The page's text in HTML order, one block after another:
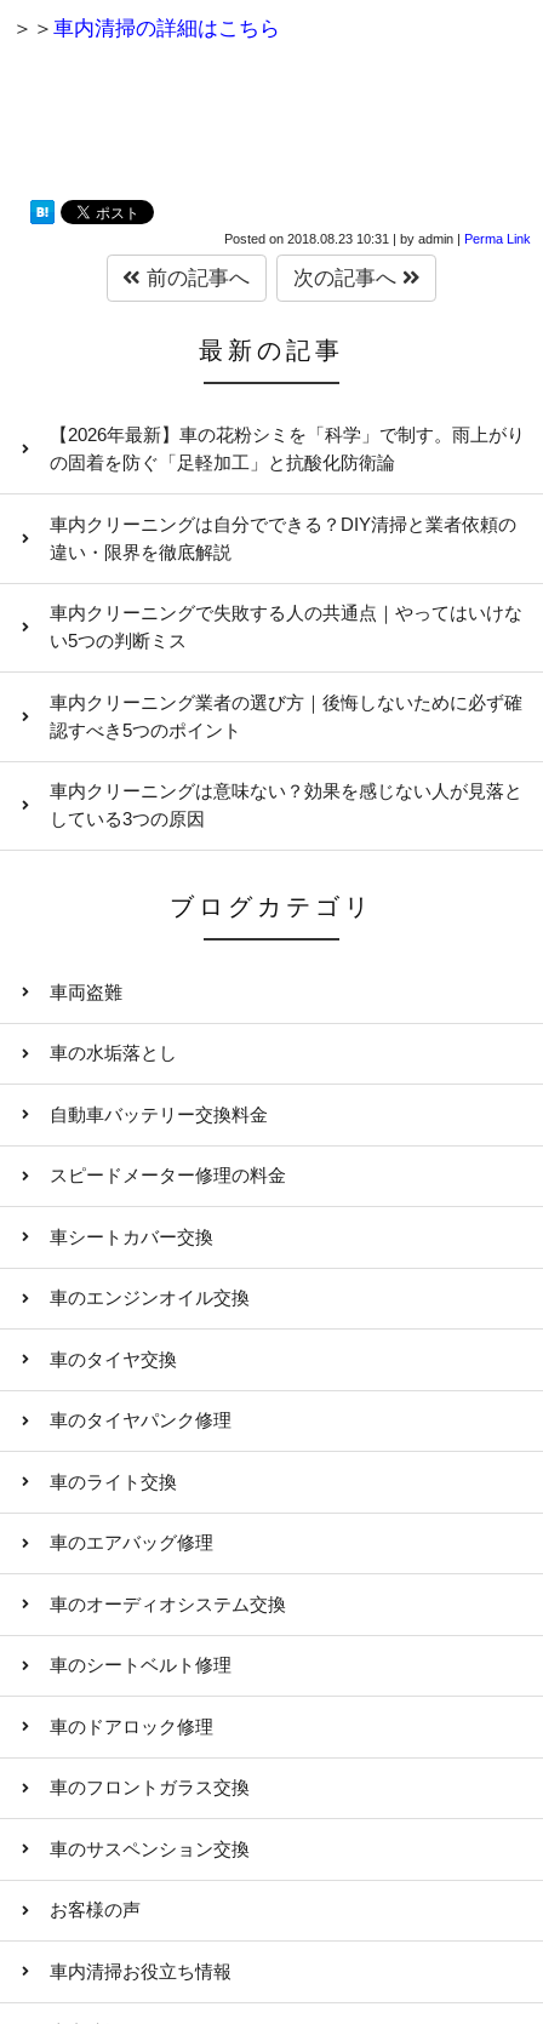
＞＞ 車内清掃の詳細はこちら
Posted on 2018.08.23 10:31 by admin Perma Link
前の記事へ 次の記事へ
最新の記事
【2026年最新】車の花粉シミを「科学」で制す。雨上がり
の固着を防ぐ「足軽加工」と抗酸化防衛論
車内クリーニングは自分でできる？DIY清掃と業者依頼の
違い・限界を徹底解説
車内クリーニングで失敗する人の共通点｜やってはいけな
い5つの判断ミス
車内クリーニング業者の選び方｜後悔しないために必ず確
認すべき5つのポイント
車内クリーニングは意味ない？効果を感じない人が見落と
している3つの原因
ブログカテゴリ
車両盗難
車の水垢落とし
自動車バッテリー交換料金
スピードメーター修理の料金
車シートカバー交換
車のエンジンオイル交換
車のタイヤ交換
車のタイヤパンク修理
車のライト交換
車のエアバッグ修理
車のオーディオシステム交換
車のシートベルト修理
車のドアロック修理
車のフロントガラス交換
車のサスペンション交換
お客様の声
車内清掃お役立ち情報